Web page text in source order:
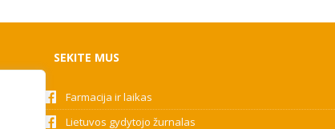
SEKITE MUS
Farmacija ir laikas
Lietuvos gydytojo žurnalas